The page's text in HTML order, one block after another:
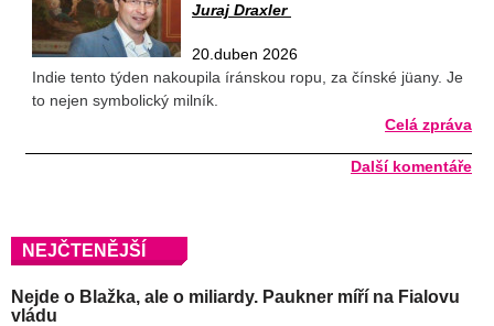
Juraj Draxler
20.duben 2026
Indie tento týden nakoupila íránskou ropu, za čínské jüany. Je
to nejen symbolický milník.
Celá zpráva
Další komentáře
NEJČTENĚJŠÍ
Nejde o Blažka, ale o miliardy. Paukner míří na Fialovu
vládu